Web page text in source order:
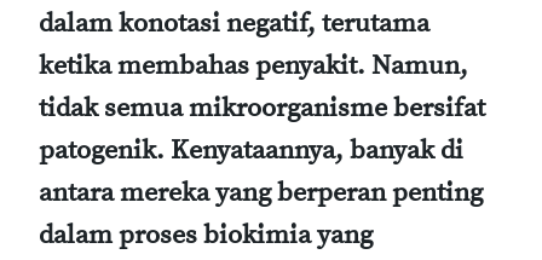
dalam konotasi negatif, terutama
ketika membahas penyakit. Namun,
tidak semua mikroorganisme bersifat
patogenik. Kenyataannya, banyak di
antara mereka yang berperan penting
dalam proses biokimia yang